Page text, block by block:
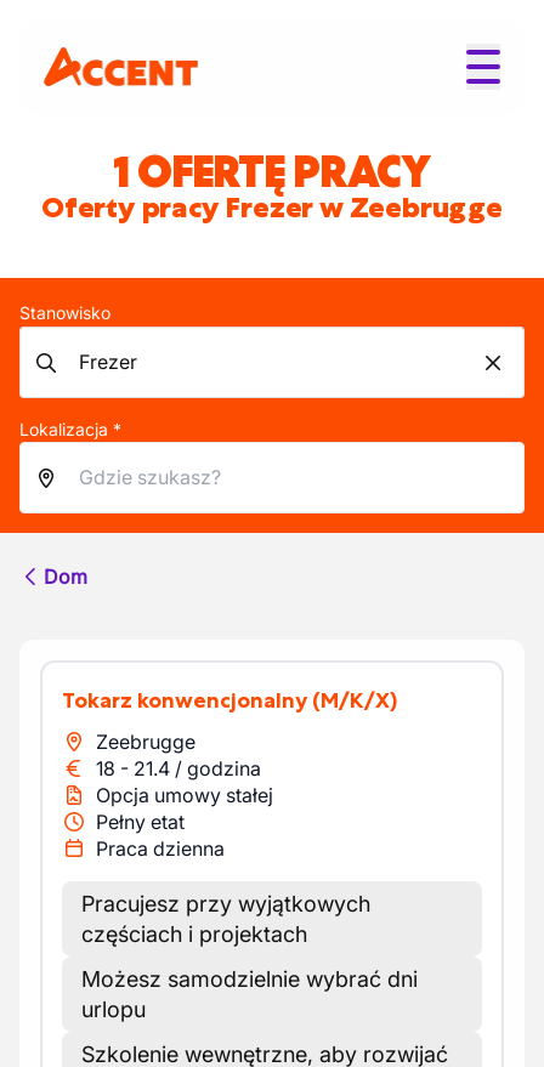
1 OFERTĘ PRACY
Oferty pracy Frezer w Zeebrugge
Stanowisko
Lokalizacja *
Dom
Tokarz konwencjonalny (M/K/X)
Zeebrugge
18 - 21.4 / godzina
Opcja umowy stałej
Pełny etat
Praca dzienna
Pracujesz przy wyjątkowych
częściach i projektach
Możesz samodzielnie wybrać dni
urlopu
Szkolenie wewnętrzne, aby rozwijać